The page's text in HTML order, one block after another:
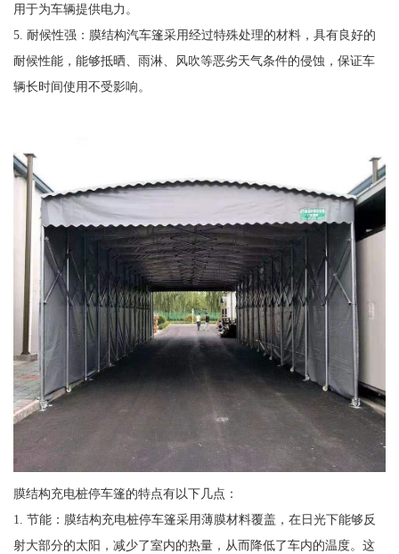
用于为车辆提供电力。
5. 耐候性强：膜结构汽车篷采用经过特殊处理的材料，具有良好的
耐候性能，能够抵晒、雨淋、风吹等恶劣天气条件的侵蚀，保证车
辆长时间使用不受影响。
膜结构充电桩停车篷的特点有以下几点：
1. 节能：膜结构充电桩停车篷采用薄膜材料覆盖，在日光下能够反
射大部分的太阳，减少了室内的热量，从而降低了车内的温度。这